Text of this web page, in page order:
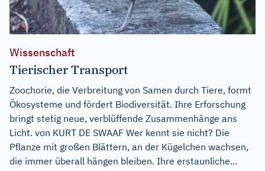
Wissenschaft
Tierischer Transport
Zoochorie, die Verbreitung von Samen durch Tiere, formt
Ökosysteme und fördert Biodiversität. Ihre Erforschung
bringt stetig neue, verblüffende Zusammenhänge ans
Licht. von KURT DE SWAAF Wer kennt sie nicht? Die
Pflanze mit großen Blättern, an der Kügelchen wachsen,
die immer überall hängen bleiben. Ihre erstaunliche...